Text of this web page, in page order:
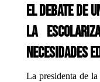
el debate de
la
necesidades
La presidenta de